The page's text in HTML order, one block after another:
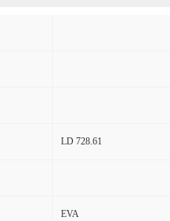
LD 728.61
EVA